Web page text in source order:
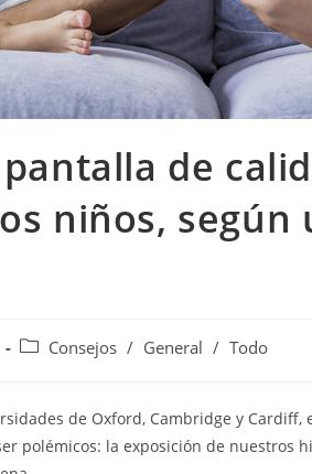
de
niños, según
Consejos / General / Todo
de Oxford, Cambridge y
polémicos: la exposición de nuestros